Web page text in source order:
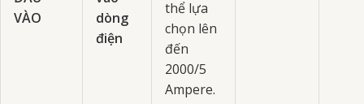
VÀO
dòng
điện
thể lựa
chọn lên
đến
2000/5
Ampere.